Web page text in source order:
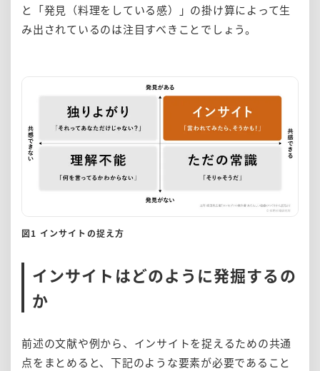
と「発見（料理をしている感）」の掛け算によって生
み出されているのは注目すべきことでしょう。
図1 インサイトの捉え方
インサイトはどのように発掘するの
か
前述の文献や例から、インサイトを捉えるための共通
点をまとめると、下記のような要素が必要であること